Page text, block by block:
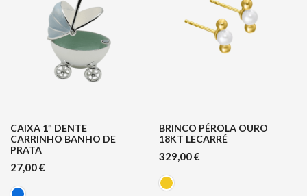
CAIXA 1º DENTE
CARRINHO BANHO DE
PRATA
27,00€
BRINCO PÉROLA OURO
18KT LECARRÉ
329,00€